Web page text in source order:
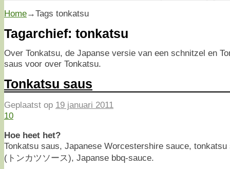
Home→Tags tonkatsu
Tagarchief: tonkatsu
Over Tonkatsu, de Japanse versie van een schnitzel en
saus voor over Tonkatsu.
Tonkatsu saus
Geplaatst op 19 januari 2011
10
Hoe heet het?
Tonkatsu saus, Japanese Worcestershire sauce, tonkatsu
(トンカツソース), Japanse bbq-sauce.